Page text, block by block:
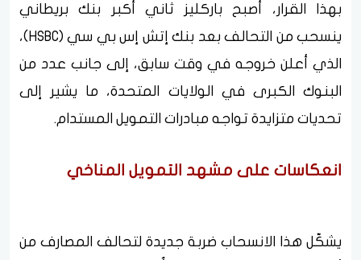
بهذا القرار، أصبح باركليز ثاني أكبر بنك بريطاني
ينسحب من التحالف بعد بنك إتش إس بي سي (HSBC)،
الذي أعلن خروجه في وقت سابق، إلى جانب عدد من
البنوك الكبرى في الولايات المتحدة، ما يشير إلى
تحديات متزايدة تواجه مبادرات التمويل المستدام.
انعكاسات على مشهد التمويل المناخي
يشكّل هذا الانسحاب ضربة جديدة لتحالف المصارف من